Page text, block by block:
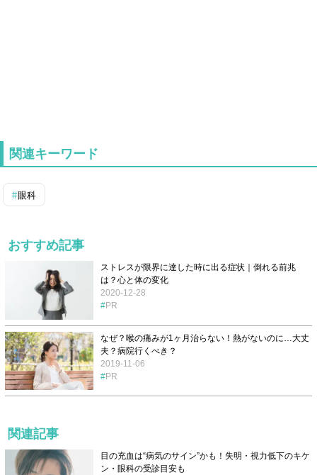
関連キーワード
眼科
おすすめ記事
ストレスが限界に達した時に出る症状｜倒れる前兆
は？心と体の変化
2020-12-28
PR
なぜ？喉の痛みが1ヶ月治らない！熱がないのに…大丈
夫？病院行くべき？
2019-11-06
PR
関連記事
目の充血は“病気のサイン”かも！失明・視力低下のキケ
ン・眼科の受診目安も